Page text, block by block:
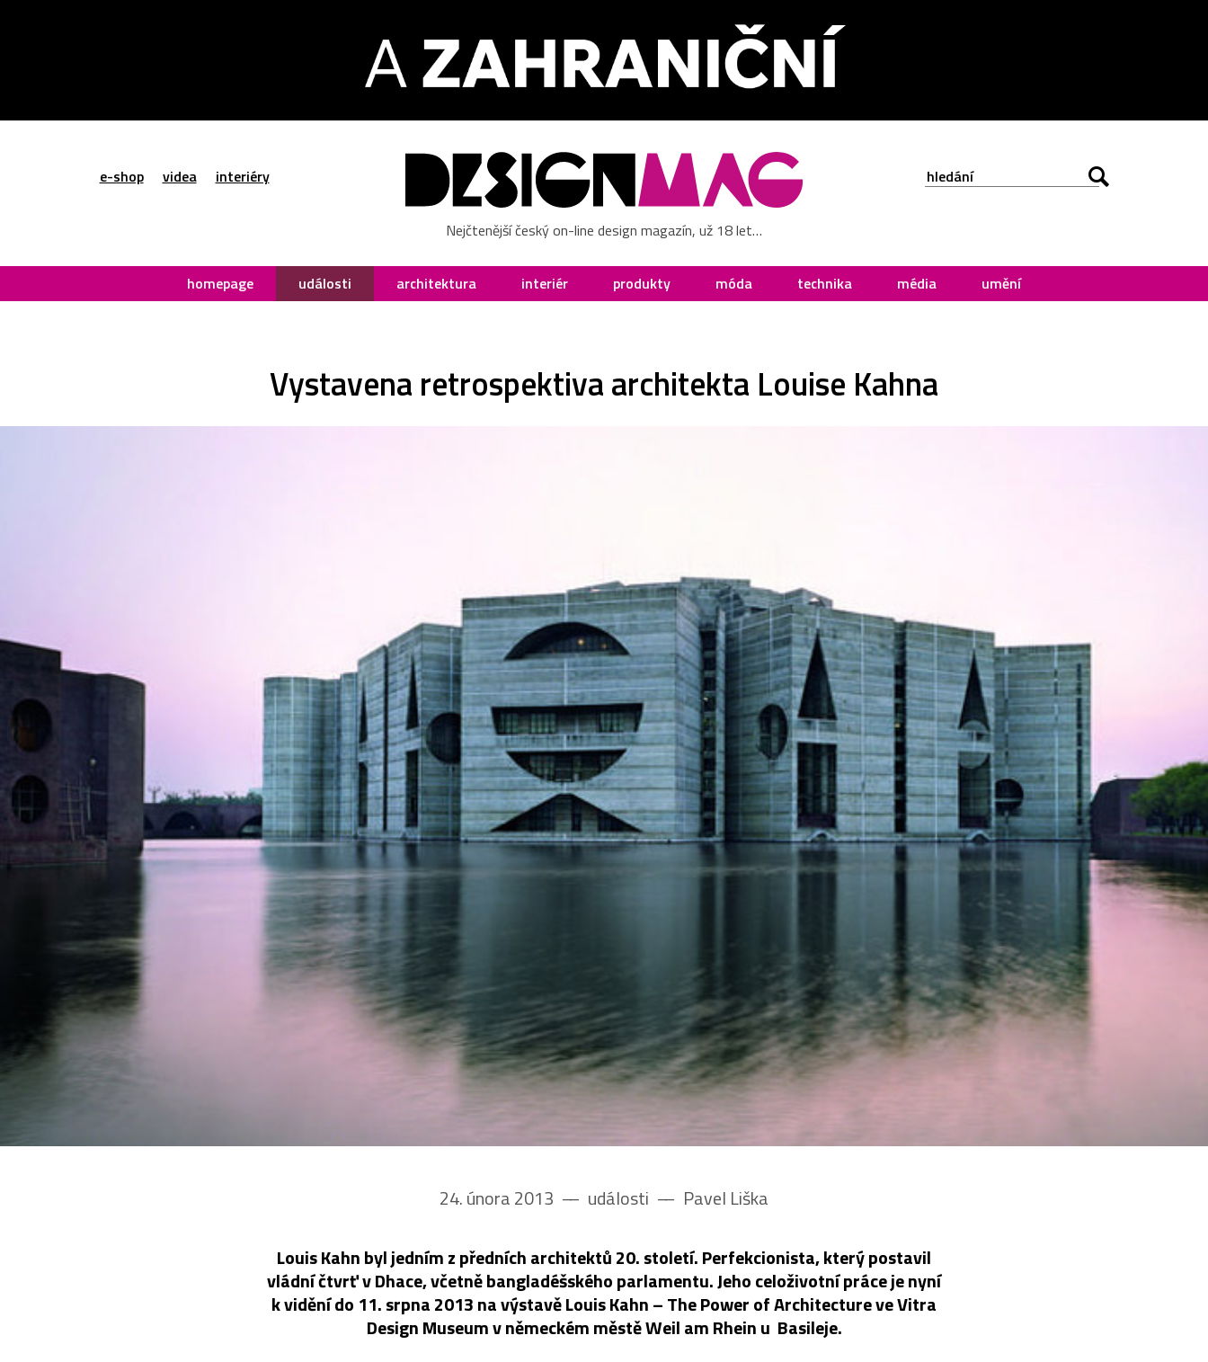
e-shop videa interiéry
Nejčtenější český on-line design magazín, už 18 let…
homepage události architektura interiér produkty móda technika média umění
Vystavena retrospektiva architekta Louise Kahna
24. února 2013 –– události –– Pavel Liška
Louis Kahn byl jedním z předních architektů 20. století. Perfekcionista, který postavil
vládní čtvrť v Dhace, včetně bangladéšského parlamentu. Jeho celoživotní práce je nyní
k vidění do 11. srpna 2013 na výstavě Louis Kahn – The Power of Architecture ve Vitra
Design Museum v německém městě Weil am Rhein u Basileje.